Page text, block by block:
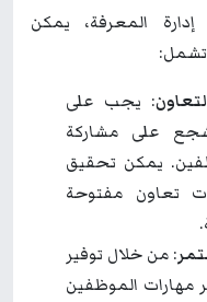
المعرفة، يمكن
تشمل:
: يجب على
على مشاركة
يمكن تحقيق
تعاون مفتوحة
: من خلال توفير
مهارات الموظفين